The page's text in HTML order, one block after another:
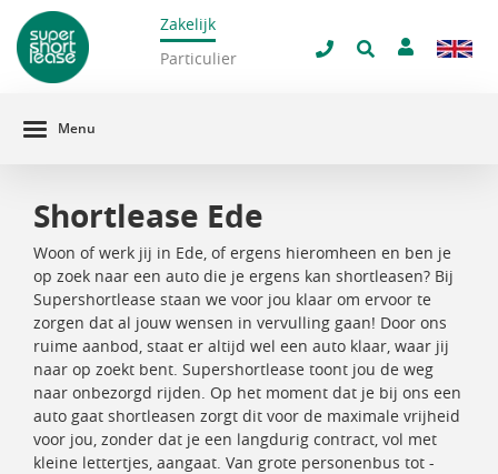
Zakelijk
Particulier
Menu
Shortlease Ede
Woon of werk jij in Ede, of ergens hieromheen en ben je
op zoek naar een auto die je ergens kan shortleasen? Bij
Supershortlease staan we voor jou klaar om ervoor te
zorgen dat al jouw wensen in vervulling gaan! Door ons
ruime aanbod, staat er altijd wel een auto klaar, waar jij
naar op zoekt bent. Supershortlease toont jou de weg
naar onbezorgd rijden. Op het moment dat je bij ons een
auto gaat shortleasen zorgt dit voor de maximale vrijheid
voor jou, zonder dat je een langdurig contract, vol met
kleine lettertjes, aangaat. Van grote personenbus tot -
venster